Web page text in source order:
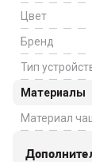
Цвет
Бренд
Тип
Материалы
Материал